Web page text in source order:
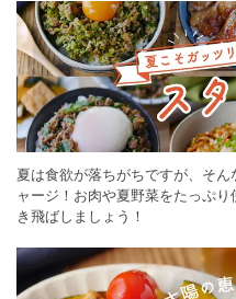
夏は食欲が落ちがちですが、そ
ャージ！お肉や夏野菜をたっぷ
き飛ばしましょう！